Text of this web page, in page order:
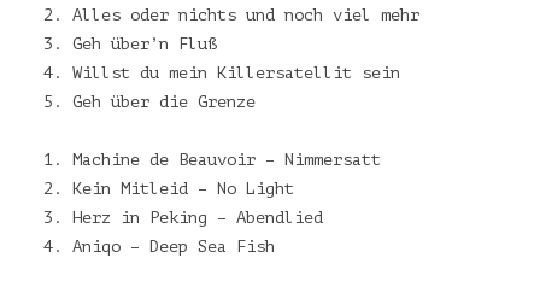
Alles oder nichts und noch viel mehr
Geh über’n Fluß
Willst du mein Killersatellit sein
Geh über die Grenze
Machine de Beauvoir – Nimmersatt
Kein Mitleid – No Light
Herz in Peking – Abendlied
Aniqo – Deep Sea Fish